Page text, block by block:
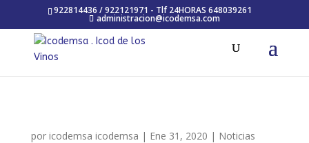
922814436 / 922121971 - Tlf 24HORAS 648039261
administracion@icodemsa.com
por icodemsa icodemsa | Ene 31, 2020 | Noticias